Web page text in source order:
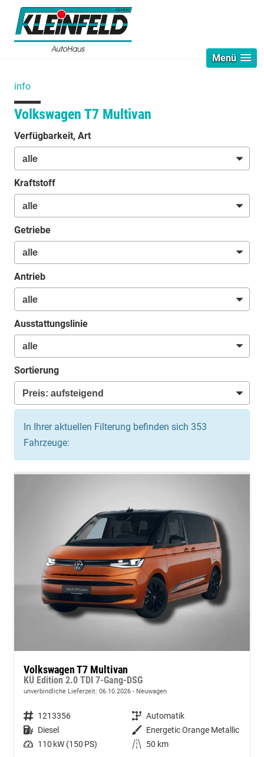
Menü
info
Volkswagen T7 Multivan
Verfügbarkeit, Art
Kraftstoff
Getriebe
Antrieb
Ausstattungslinie
Sortierung
In Ihrer aktuellen Filterung befinden sich 353
Fahrzeuge:
Volkswagen T7 Multivan
KÜ Edition 2.0 TDI 7-Gang-DSG
unverbindliche Lieferzeit: 06.10.2026 Neuwagen
Fahrzeugnummer 1213356 Getriebe Automatik
Kraftstoff Diesel Außenfarbe Energetic Orange Metallic
Leistung 110 kW (150 PS) Kilometerstand 50 km